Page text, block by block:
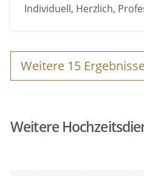
Individuell, Herzlich,
Weitere 15
Weitere